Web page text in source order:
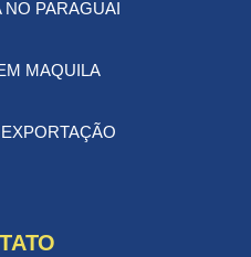
PARAGUAI
MAQUILA